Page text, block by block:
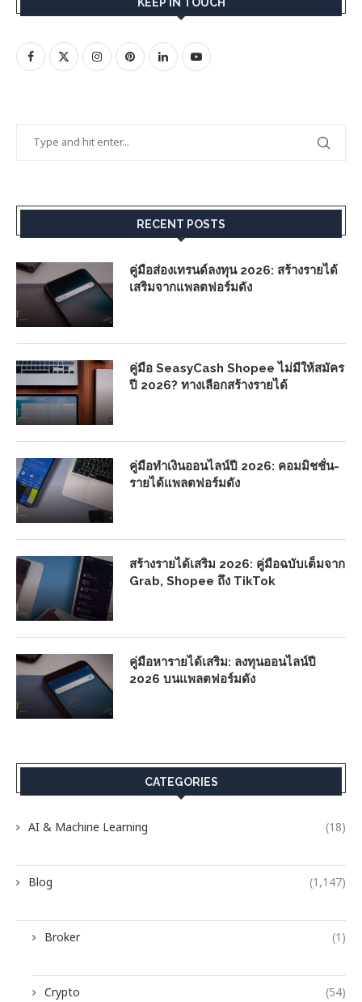
RECENT POSTS
คู่มือส่องเทรนด์ลงทุน 2026: สร้างรายได้
เสริมจากแพลตฟอร์มดัง
คู่มือ SeasyCash Shopee ไม่มีให้สมัคร
ปี 2026? ทางเลือกสร้างรายได้
คู่มือทำเงินออนไลน์ปี 2026: คอมมิชชั่น-
รายได้แพลตฟอร์มดัง
สร้างรายได้เสริม 2026: คู่มือฉบับเต็มจาก
Grab, Shopee ถึง TikTok
คู่มือหารายได้เสริม: ลงทุนออนไลน์ปี
2026 บนแพลตฟอร์มดัง
CATEGORIES
AI & Machine Learning (18)
Blog (1,147)
Broker (1)
Crypto (54)